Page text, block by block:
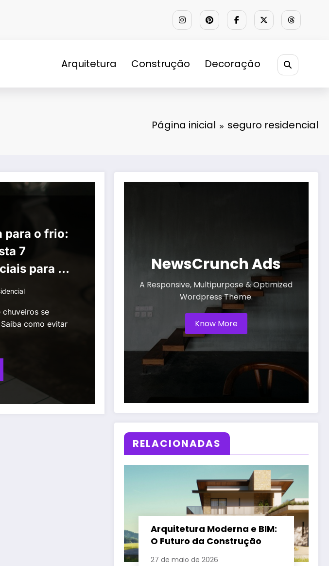
Arquitetura Construção Decoração
Página inicial seguro residencial
para o frio:
7
para o
chuveiros se
como evitar
NewsCrunch Ads
A Responsive, Multipurpose & Optimized
Wordpress Theme.
Know More
RELACIONADAS
Arquitetura Moderna e BIM:
O Futuro da Construção
27 de maio de 2026